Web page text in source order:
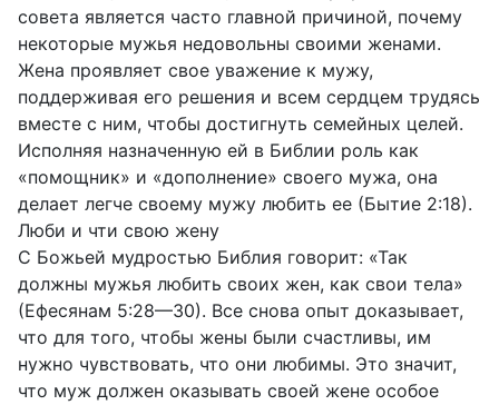
совета является часто главной причиной, почему
некоторые мужья недовольны своими женами.
Жена проявляет свое уважение к мужу,
поддерживая его решения и всем сердцем трудясь
вместе с ним, чтобы достигнуть семейных целей.
Исполняя назначенную ей в Библии роль как
«помощник» и «дополнение» своего мужа, она
делает легче своему мужу любить ее (Бытие 2:18).
Люби и чти свою жену
С Божьей мудростью Библия говорит: «Так
должны мужья любить своих жен, как свои тела»
(Ефесянам 5:28—30). Все снова опыт доказывает,
что для того, чтобы жены были счастливы, им
нужно чувствовать, что они любимы. Это значит,
что муж должен оказывать своей жене особое